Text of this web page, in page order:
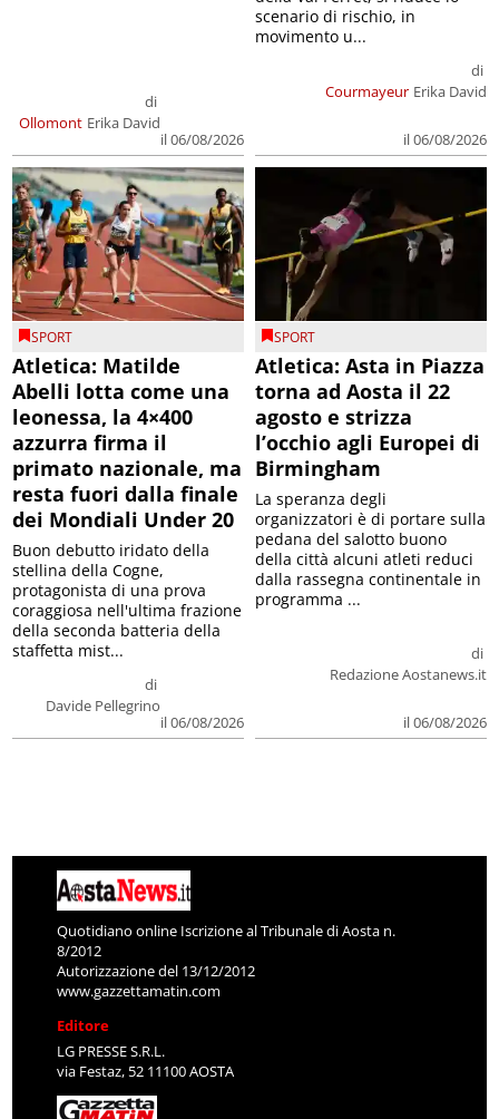
Ollomont
di
Erika David
il 06/08/2026
Courmayeur
di
Erika David
il 06/08/2026
scenario di rischio, in
movimento u...
SPORT
Atletica: Matilde
Abelli lotta come una
leonessa, la 4×400
azzurra firma il
primato nazionale, ma
resta fuori dalla finale
dei Mondiali Under 20
di
Davide Pellegrino
il 06/08/2026
Buon debutto iridato della
stellina della Cogne,
protagonista di una prova
coraggiosa nell'ultima frazione
della seconda batteria della
staffetta mist...
SPORT
Atletica: Asta in Piazza
torna ad Aosta il 22
agosto e strizza
l’occhio agli Europei di
Birmingham
di
Redazione Aostanews.it
il 06/08/2026
La speranza degli
organizzatori è di portare sulla
pedana del salotto buono
della città alcuni atleti reduci
dalla rassegna continentale in
programma ...
Quotidiano online Iscrizione al Tribunale di Aosta n.
8/2012
Autorizzazione del 13/12/2012
www.gazzettamatin.com
Editore
LG PRESSE S.R.L.
via Festaz, 52 11100 AOSTA